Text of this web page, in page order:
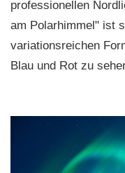
professionellen
am Polarhimmel" ist
variationsreichen
Blau und Rot zu